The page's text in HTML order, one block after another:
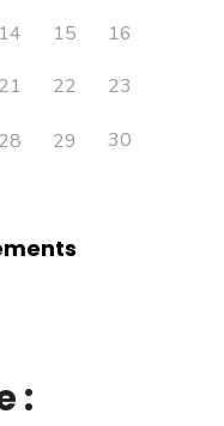
14 15
16
21 22 23
28 29 30
: